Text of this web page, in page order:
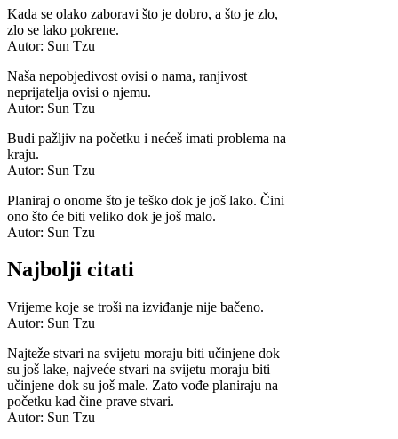
Kada se olako zaboravi što je dobro, a što je zlo,
zlo se lako pokrene.
Autor: Sun Tzu
Naša nepobjedivost ovisi o nama, ranjivost
neprijatelja ovisi o njemu.
Autor: Sun Tzu
Budi pažljiv na početku i nećeš imati problema na
kraju.
Autor: Sun Tzu
Planiraj o onome što je teško dok je još lako. Čini
ono što će biti veliko dok je još malo.
Autor: Sun Tzu
Najbolji citati
Vrijeme koje se troši na izviđanje nije bačeno.
Autor: Sun Tzu
Najteže stvari na svijetu moraju biti učinjene dok
su još lake, najveće stvari na svijetu moraju biti
učinjene dok su još male. Zato vođe planiraju na
početku kad čine prave stvari.
Autor: Sun Tzu